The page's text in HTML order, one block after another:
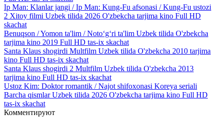
Ip Man: Klanlar jangi / Ip Man: Kung-Fu afsonasi / Kung-Fu ustozi
2 Xitoy filmi Uzbek tilida 2026 O'zbekcha tarjima kino Full HD
skachat
Benuqson / Yomon ta'lim / Noto‘g‘ri ta'lim Uzbek tilida O'zbekcha
tarjima kino 2019 Full HD tas-ix skachat
Santa Klaus shogirdi Multfilm Uzbek tilida O'zbekcha 2010 tarjima
kino Full HD tas-ix skachat
Santa Klaus shogirdi 2 Multfilm Uzbek tilida O'zbekcha 2013
tarjima kino Full HD tas-ix skachat
Ustoz Kim: Doktor romantik / Najot shifoxonasi Koreya seriali
Barcha qismlar Uzbek tilida 2026 O'zbekcha tarjima kino Full HD
tas-ix skachat
Комментируют